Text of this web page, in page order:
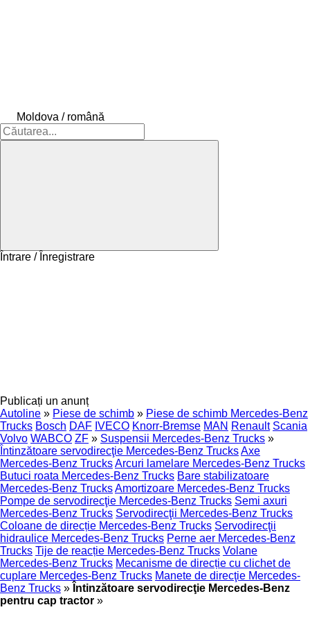
Moldova / română
Întrare / Înregistrare
Publicați un anunț
Autoline » Piese de schimb » Piese de schimb Mercedes-Benz
Trucks Bosch DAF IVECO Knorr-Bremse MAN Renault Scania
Volvo WABCO ZF » Suspensii Mercedes-Benz Trucks »
Întinzătoare servodirecţie Mercedes-Benz TrucksAxe
Mercedes-Benz TrucksArcuri lamelare Mercedes-Benz Trucks
Butuci roata Mercedes-Benz Trucks Bare stabilizatoare
Mercedes-Benz TrucksAmortizoare Mercedes-Benz Trucks
Pompe de servodirecţie Mercedes-Benz Trucks Semi axuri
Mercedes-Benz Trucks Servodirecţii Mercedes-Benz Trucks
Coloane de direcție Mercedes-Benz Trucks Servodirecţii
hidraulice Mercedes-Benz Trucks Perne aer Mercedes-Benz
Trucks Tije de reacție Mercedes-Benz Trucks Volane
Mercedes-Benz Trucks Mecanisme de direcție cu clichet de
cuplare Mercedes-Benz Trucks Manete de direcţie Mercedes-
Benz Trucks » Întinzătoare servodirecţie Mercedes-Benz
pentru cap tractor »